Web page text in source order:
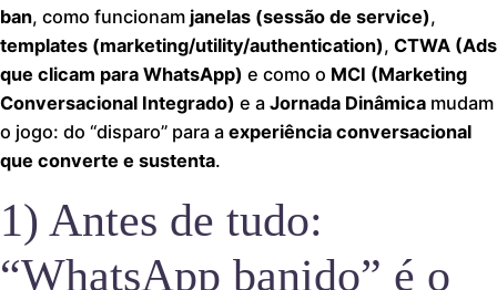
ban, como funcionam janelas (sessão de service),
templates (marketing/utility/authentication), CTWA (Ads
que clicam para WhatsApp) e como o MCI (Marketing
Conversacional Integrado) e a Jornada Dinâmica mudam
o jogo: do “disparo” para a experiência conversacional
que converte e sustenta.
1) Antes de tudo:
“WhatsApp banido” é o